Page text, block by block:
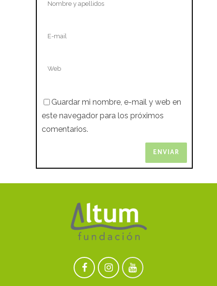
Guardar mi nombre, e-mail y web en
este navegador para los próximos
comentarios.